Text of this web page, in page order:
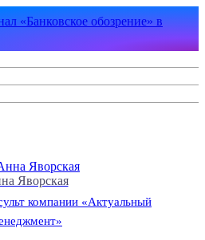
«Банковское обозрение» в
Яворская
компании «Актуальный